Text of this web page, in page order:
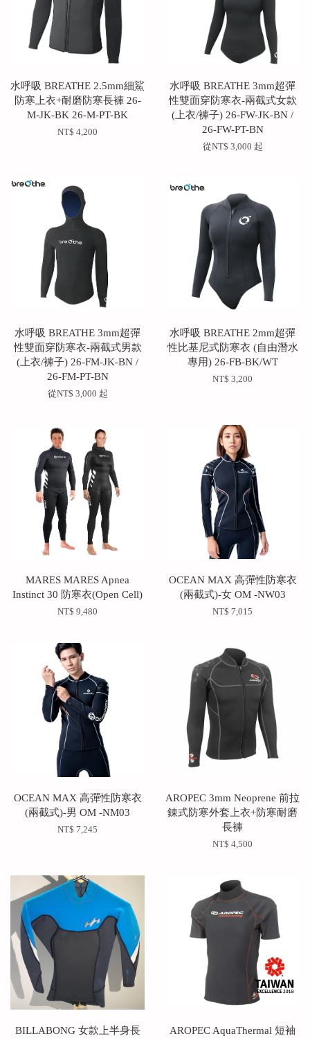
水呼吸 BREATHE 2.5mm細鯊
防寒上衣+耐磨防寒長褲 26-
M-JK-BK 26-M-PT-BK
NT$ 4,200
水呼吸 BREATHE 3mm超彈
性雙面穿防寒衣-兩截式女款
(上衣/褲子) 26-FW-JK-BN /
26-FW-PT-BN
從NT$ 3,000 起
水呼吸 BREATHE 3mm超彈
性雙面穿防寒衣-兩截式男款
(上衣/褲子) 26-FM-JK-BN /
26-FM-PT-BN
從NT$ 3,000 起
水呼吸 BREATHE 2mm超彈
性比基尼式防寒衣 (自由潛水
專用) 26-FB-BK/WT
NT$ 3,200
MARES MARES‭ ‬Apnea
Instinct 30 防寒衣(Open Cell)
NT$ 9,480
OCEAN MAX 高彈性防寒衣
(兩截式)-女 OM -NW03
NT$ 7,015
OCEAN MAX 高彈性防寒衣
(兩截式)-男 OM -NM03
NT$ 7,245
AROPEC 3mm Neoprene 前拉
錬式防寒外套上衣+防寒耐磨
長褲
NT$ 4,500
BILLABONG 女款上半身長 AROPEC AquaThermal 短袖